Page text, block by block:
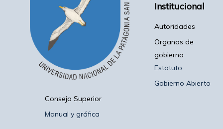
Institucional
Autoridades
Organos de
gobierno
Estatuto
Gobierno Abierto
Consejo Superior
Manual y gráfica